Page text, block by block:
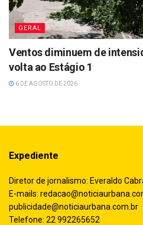
GERAL
Ventos diminuem de
volta ao Estágio 1
6 DE AGOSTO DE 2026
Expediente
Diretor de jornalismo: Everaldo
E-mails:
publicidade@noticiaurbana.com.br
Telefone: 22 992265652